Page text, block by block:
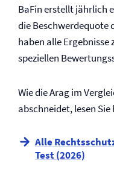
BaFin erstellt jährlich
die Beschwerdequote
haben alle
speziellen
Wie die Arag im
abschneidet, lesen Sie
Alle
Test (2026)